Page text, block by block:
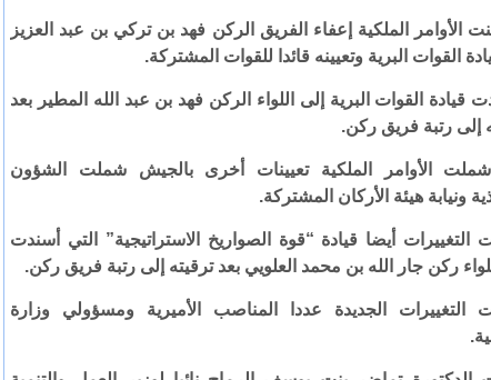
الأوامر الملكية إعفاء الفريق الركن فهد بن تركي بن عبد العزيز
القوات البرية وتعيينه قائدا للقوات المشتركة.
قيادة القوات البرية إلى اللواء الركن فهد بن عبد الله المطير بعد
إلى رتبة فريق ركن.
الأوامر الملكية تعيينات أخرى بالجيش شملت الشؤون
ونيابة هيئة الأركان المشتركة.
التغييرات أيضا قيادة “قوة الصواريخ الاستراتيجية” التي أسندت
ركن جار الله بن محمد العلويي بعد ترقيته إلى رتبة فريق ركن.
التغييرات الجديدة عددا المناصب الأميرية ومسؤولي وزارة